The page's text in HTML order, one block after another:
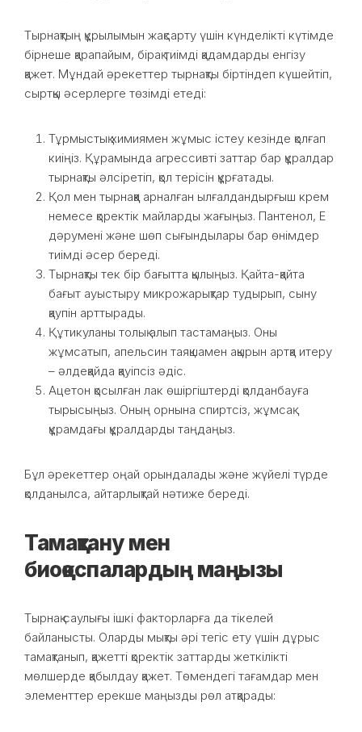
Тырнақтың құрылымын жақсарту үшін күнделікті күтімде
бірнеше қарапайым, бірақ тиімді қадамдарды енгізу
қажет. Мұндай әрекеттер тырнақты біртіндеп күшейтіп,
сыртқы әсерлерге төзімді етеді:
Тұрмыстық химиямен жұмыс істеу кезінде қолғап
киіңіз. Құрамында агрессивті заттар бар құралдар
тырнақты әлсіретіп, қол терісін құрғатады.
Қол мен тырнаққа арналған ылғалдандырғыш крем
немесе қоректік майларды жағыңыз. Пантенол, Е
дәрумені және шөп сығындылары бар өнімдер
тиімді әсер береді.
Тырнақты тек бір бағытта қылыңыз. Қайта-қайта
бағыт ауыстыру микрожарықтар тудырып, сыну
қаупін арттырады.
Құтикуланы толық алып тастамаңыз. Оны
жұмсатып, апельсин таяқшамен ақырын артқа итеру
– әлдеқайда қауіпсіз әдіс.
Ацетон қосылған лак өшіргіштерді қолданбауға
тырысыңыз. Оның орнына спиртсіз, жұмсақ
құрамдағы құралдарды таңдаңыз.
Бұл әрекеттер оңай орындалады және жүйелі түрде
қолданылса, айтарлықтай нәтиже береді.
Тамақтану мен
биоқоспалардың маңызы
Тырнақ саулығы ішкі факторларға да тікелей
байланысты. Оларды мықты әрі тегіс ету үшін дұрыс
тамақтанып, қажетті қоректік заттарды жеткілікті
мөлшерде қабылдау қажет. Төмендегі тағамдар мен
элементтер ерекше маңызды рөл атқарады: